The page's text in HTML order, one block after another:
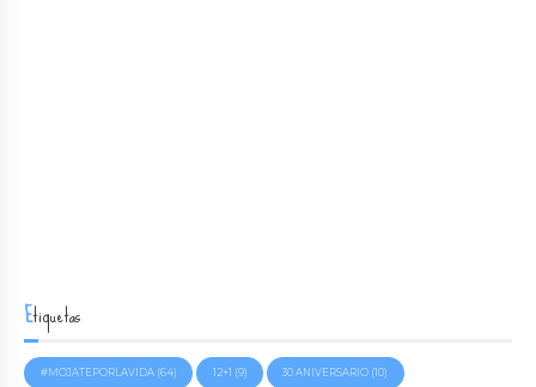
Etiquetas
#MOJATEPORLAVIDA(64) 12+1 (9) 30 ANIVERSARIO (10)